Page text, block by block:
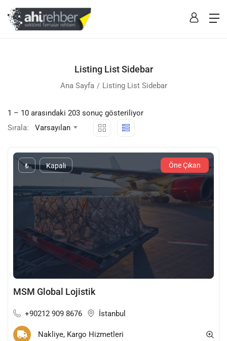
Listing List Sidebar
Ana Sayfa Listing List Sidebar
1 – 10 arasındaki 203 sonuç gösteriliyor
Sırala:
Varsayılan
₺ Kapalı Öne Çıkan
MSM Global Lojistik
+90212 909 8676 İstanbul
Nakliye, Kargo Hizmetleri